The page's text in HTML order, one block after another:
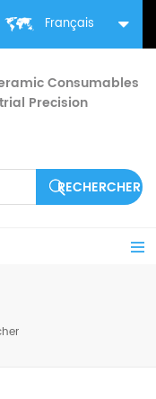
Français
Consumables
Precision